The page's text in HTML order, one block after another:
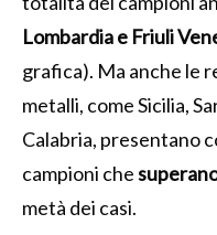
Lombardia e Friuli
grafica). Ma anche le
metalli, come Sicilia,
Calabria, presentano
campioni che
metà dei casi.